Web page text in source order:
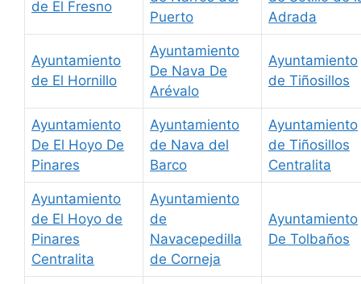
de El Fresno
Puerto
Adrada
Ayuntamiento
de El Hornillo
Ayuntamiento
De Nava De
Arévalo
Ayuntamiento
de Tiñosillos
Ayuntamiento
De El Hoyo De
Pinares
Ayuntamiento
de Nava del
Barco
Ayuntamiento
de Tiñosillos
Centralita
Ayuntamiento
de El Hoyo de
Pinares
Centralita
Ayuntamiento
de
Navacepedilla
de Corneja
Ayuntamiento
De Tolbaños